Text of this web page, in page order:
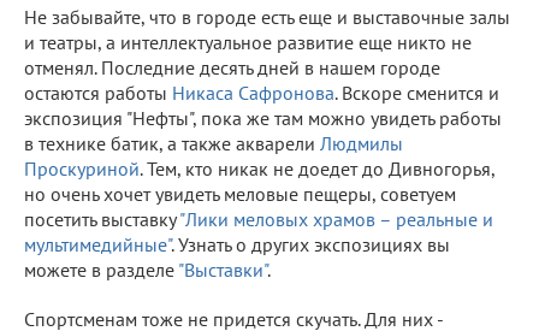
Не забывайте, что в городе есть еще и выставочные залы
и театры, а интеллектуальное развитие еще никто не
отменял. Последние десять дней в нашем городе
остаются работы Никаса Сафронова. Вскоре сменится и
экспозиция "Нефты", пока же там можно увидеть работы
в технике батик, а также акварели Людмилы
Проскуриной. Тем, кто никак не доедет до Дивногорья,
но очень хочет увидеть меловые пещеры, советуем
посетить выставку"Лики меловых храмов – реальные и
мультимедийные". Узнать о других экспозициях вы
можете в разделе "Выставки".
Спортсменам тоже не придется скучать. Для них -